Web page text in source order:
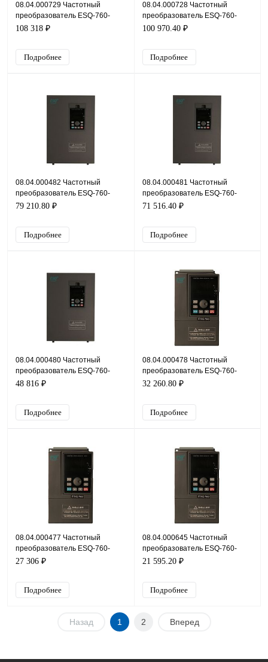
08.04.000729 Частотный
преобразователь ESQ-760-
4T0370G/0450P-BU, 380В,
108 318 ₽
Подробнее
08.04.000728 Частотный
преобразователь ESQ-760-
4T0300G/0370P-BU, 380В,
100 970.40 ₽
Подробнее
08.04.000482 Частотный
преобразователь ESQ-760-
4T0220G/0300P, 380В, 22кВт,
79 210.80 ₽
Подробнее
08.04.000481 Частотный
преобразователь ESQ-760-
4T0185G/0220P, 380В, 18,5кВт,
71 516.40 ₽
Подробнее
08.04.000480 Частотный
преобразователь ESQ-760-
4T0150G/0185P, 380В, 15кВт,
48 816 ₽
Подробнее
08.04.000478 Частотный
преобразователь ESQ-760-
4T0075G/0110P, 380В, 7,5кВт,
32 260.80 ₽
Подробнее
08.04.000477 Частотный
преобразователь ESQ-760-
4T0055G/0075P, 380В, 5,5кВт,
27 306 ₽
Подробнее
08.04.000645 Частотный
преобразователь ESQ-760-
4T0040, 380В, 4кВт, 8,5А
21 595.20 ₽
Подробнее
Назад 1 2 Вперед